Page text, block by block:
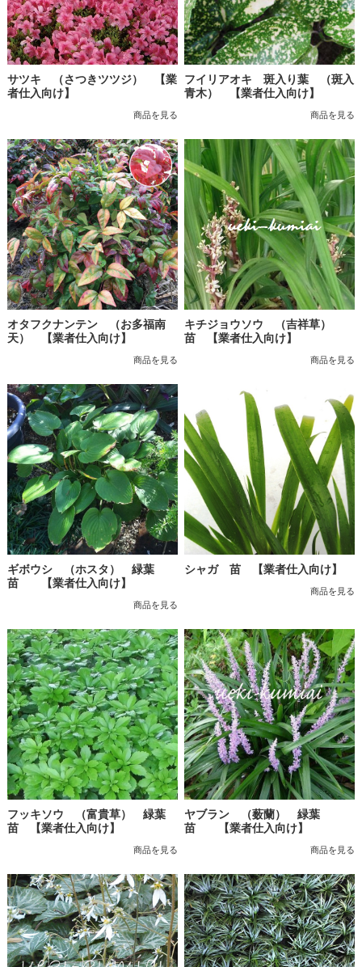
サツキ （さつきツツジ） 【業
者仕入向け】
商品を見る
フイリアオキ 斑入り葉 （斑入
青木） 【業者仕入向け】
商品を見る
オタフクナンテン （お多福南
天） 【業者仕入向け】
商品を見る
キチジョウソウ （吉祥草）
苗 【業者仕入向け】
商品を見る
ギボウシ （ホスタ） 緑葉
苗 【業者仕入向け】
商品を見る
シャガ 苗 【業者仕入向け】
商品を見る
フッキソウ （富貴草） 緑葉
苗 【業者仕入向け】
商品を見る
ヤブラン （薮蘭） 緑葉
苗 【業者仕入向け】
商品を見る